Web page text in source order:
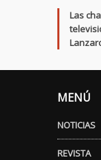
Las
MENÚ
NOTICIAS
REVISTA